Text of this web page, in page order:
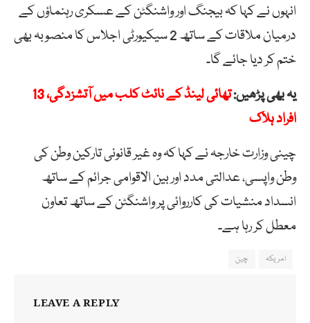
انہوں نے کہا کہ بیجنگ اور واشنگٹن کے عسکری رہنماؤں کے
درمیان ملاقات کے ساتھ 2 سیکیورٹی اجلاس کا منصوبہ بھی
ختم کر دیا جائے گا۔
یہ بھی پڑھیں:
تھائی لینڈ کے نائٹ کلب میں آتشزدگی، 13
افراد ہلاک
چینی وزارت خارجہ نے کہا کہ وہ غیر قانونی تارکین وطن کی
وطن واپسی، عدالتی مدد اور بین الاقوامی جرائم کے ساتھ
انسداد منشیات کی کارروائی پر واشنگٹن کے ساتھ تعاون
معطل کر رہا ہے۔
امریکہ چین
LEAVE A REPLY